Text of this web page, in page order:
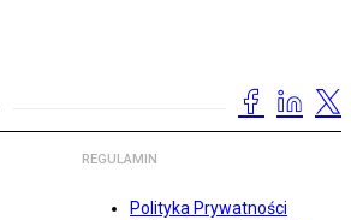
REGULAMIN
Polityka Prywatności